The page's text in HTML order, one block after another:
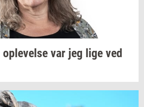
op­le­vel­se var jeg lige ved